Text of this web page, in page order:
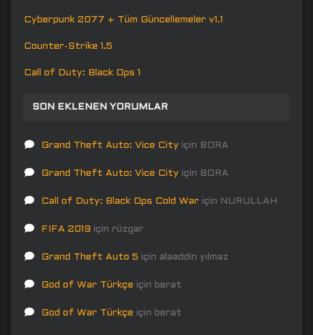
Cyberpunk 2077 + Tüm Güncellemeler v1.1
Counter-Strike 1.5
Call of Duty: Black Ops 1
SON EKLENEN YORUMLAR
Grand Theft Auto: Vice City için BORA
Grand Theft Auto: Vice City için BORA
Call of Duty: Black Ops Cold War için NURULLAH
FIFA 2019 için rüzgar
Grand Theft Auto 5 için alaaddin yılmaz
God of War Türkçe için berat
God of War Türkçe için berat